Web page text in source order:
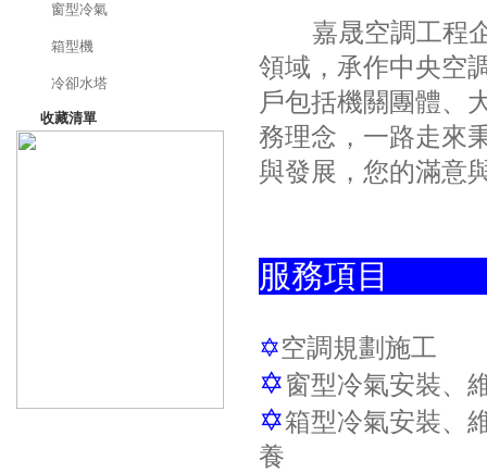
窗型冷氣
箱型機
冷卻水塔
收藏清單
嘉晟空調工程企
領域，承作中央空
戶包括機關團體、
務理念，一路走來
與發展，您的滿意
服務項目
✡空調規
✡窗型冷氣安裝、
✡箱型冷氣安裝、
養